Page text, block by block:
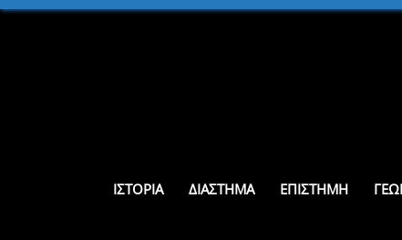
Skip
ΙΣΤΟΡΊΑ ΔΙΆΣΤΗΜΑ ΕΠΙΣΤΉΜΗ